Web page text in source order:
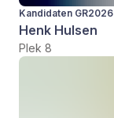
Kandidaten GR2026
Henk Hulsen
Plek 8